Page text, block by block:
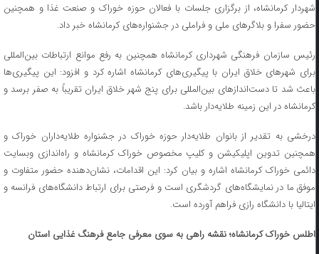
شهردار کرمانشاه، از برگزاری جلسات با فعالان حوزه خوراک و صنعت غذا و همچنین
حضور سفرا و بلاگرهای ملی و فراملی در جشنواره‌های کرمانشاه خبر داد.
رئیس سازمان فرهنگی شهرداری کرمانشاه همچنین به رفع موانع ارتباطات بین‌المللی
برای شهرهای خلاق ایران با پیگیری‌های کرمانشاه اشاره کرد و افزود: این پیگیری‌ها
باعث شد تا دست‌اندازهای بین‌المللی برای پنج شهر خلاق ایران تقریباً به صفر برسد و
کرمانشاه در این زمینه طلایه‌دار باشد.
درخشی به تقدیر از بانوان طلایه‌دار حوزه خوراک در جشنواره طلایه‌داران خوراک و
همچنین تدوین اپلیکیشن و کلیپ مخصوص خوراک کرمانشاه و راه‌اندازی وبسایت
دائمی خوراک کرمانشاه اشاره و بیان کرد: این اقدامات، نشان‌دهنده حضور متفاوت و
موفق ما در نمایشگاه‌های گردشگری است و فرصتی برای ارتباط دانشگاه‌های فرانسه و
ایتالیا با دانشگاه رازی فراهم آورده است.
اطلس خوراک کرمانشاه؛ نقشه راهی به سوی معرفی جامع فرهنگ غذایی استان